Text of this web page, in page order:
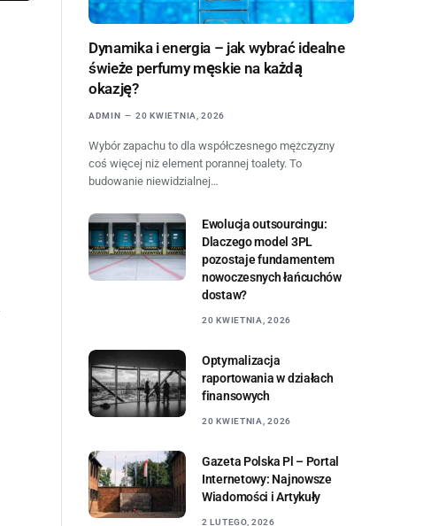
Dynamika i energia – jak wybrać idealne
świeże perfumy męskie na każdą
okazję?
ADMIN 20 KWIETNIA, 2026
Wybór zapachu to dla współczesnego mężczyzny
coś więcej niż element porannej toalety. To
budowanie niewidzialnej…
Ewolucja outsourcingu:
Dlaczego model 3PL
pozostaje fundamentem
nowoczesnych łańcuchów
dostaw?
20 KWIETNIA, 2026
Optymalizacja
raportowania w działach
finansowych
20 KWIETNIA, 2026
Gazeta Polska Pl – Portal
Internetowy: Najnowsze
Wiadomości i Artykuły
2 LUTEGO, 2026